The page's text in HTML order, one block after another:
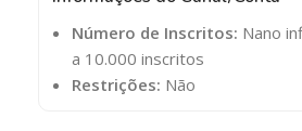
Número de Inscritos: Nano
a 10.000 inscritos
Restrições: Não